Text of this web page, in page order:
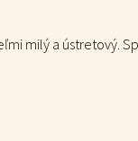
milý a ústretový.